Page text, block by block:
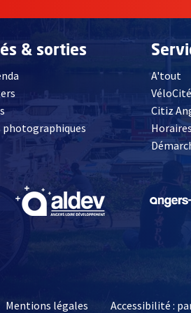
& sorties
photographiques
une nouvelle fenêtre
A'tout
VéloCité
Citiz
, Ouvre une
Mentions légales Accessibilité :